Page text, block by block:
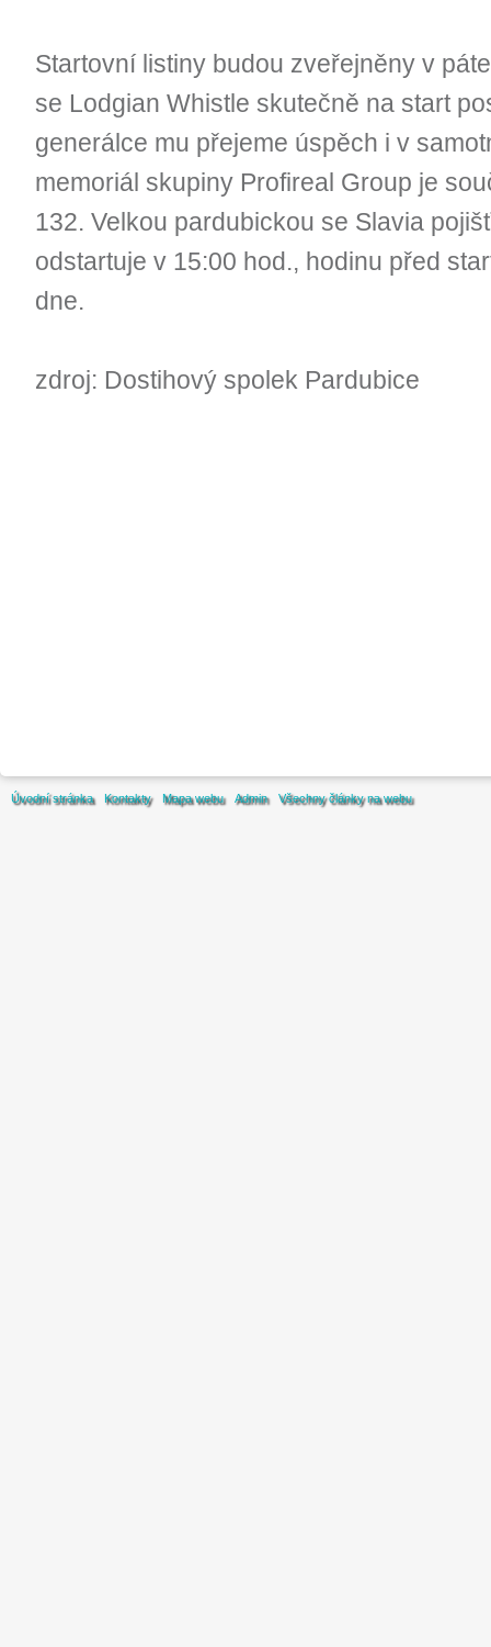
Startovní listiny budou zveřejněny v
se Lodgian Whistle skutečně na start
generálce mu přejeme úspěch i v
memoriál skupiny Profireal Group je
132. Velkou pardubickou se Slavia
odstartuje v 15:00 hod., hodinu před
dne.
zdroj: Dostihový spolek Pardubice
Úvodní stránka Kontakty Mapa webu Admin Všechny články na webu